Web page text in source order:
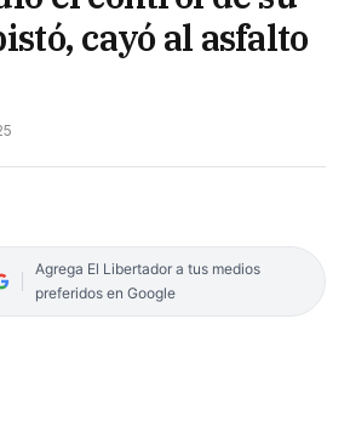
cayó al asfalto
Agrega El Libertador a tus medios
preferidos en Google